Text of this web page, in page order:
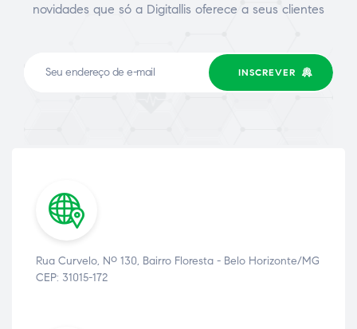
novidades que só a Digitallis oferece a seus clientes
INSCREVER
Rua Curvelo, Nº 130, Bairro Floresta - Belo Horizonte/MG
CEP: 31015-172